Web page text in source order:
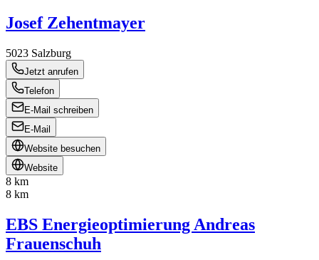
Josef Zehentmayer
5023 Salzburg
Jetzt anrufen
Telefon
E-Mail schreiben
E-Mail
Website besuchen
Website
8 km
8 km
EBS Energieoptimierung Andreas
Frauenschuh